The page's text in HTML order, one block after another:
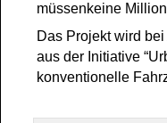
müssenkeine
Das Projekt wird
aus der Initiative
konventionelle